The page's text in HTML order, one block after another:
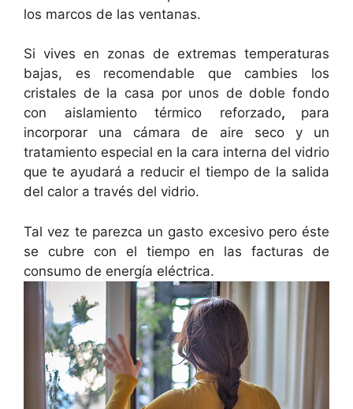
los marcos de las ventanas.
Si vives en zonas de extremas temperaturas
bajas, es recomendable que cambies los
cristales de la casa por unos de doble fondo
con aislamiento térmico reforzado, para
incorporar una cámara de aire seco y un
tratamiento especial en la cara interna del vidrio
que te ayudará a reducir el tiempo de la salida
del calor a través del vidrio.
Tal vez te parezca un gasto excesivo pero éste
se cubre con el tiempo en las facturas de
consumo de energía eléctrica.